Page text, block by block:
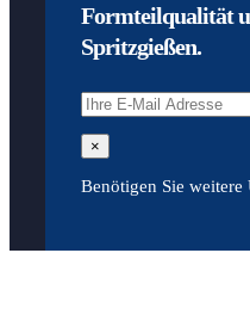
Formteilqualität
Spritzgießen.
×
Benötigen Sie weitere